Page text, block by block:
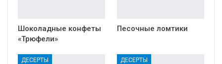
Шоколадные конфеты
«Трюфели»
Песочные ломтики
ДЕСЕРТЫ ДЕСЕРТЫ